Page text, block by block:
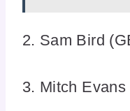
2. Sam Bird
3. Mitch